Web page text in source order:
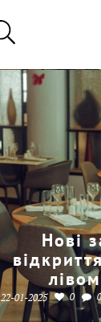
Нові
22-01-2025 0 0